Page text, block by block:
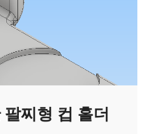
찌형 컵 홀더